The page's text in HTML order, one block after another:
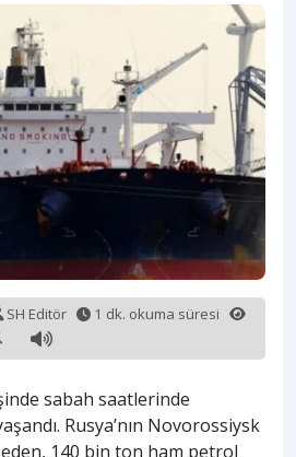
SH Editör
1 dk. okuma süresi
sabah saatlerinde
Rusya’nın Novorossiysk
140 bin ton ham petrol